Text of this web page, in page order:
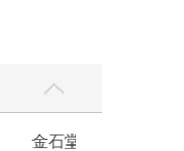
我最親近